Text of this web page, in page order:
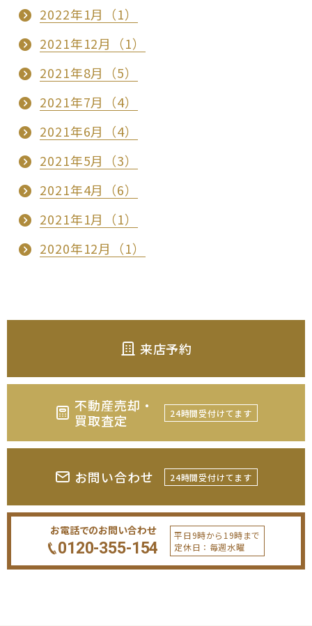
2022年1月（1）
2021年12月（1）
2021年8月（5）
2021年7月（4）
2021年6月（4）
2021年5月（3）
2021年4月（6）
2021年1月（1）
2020年12月（1）
来店予約
不動産売却・
買取査定
24時間受付けてます
お問い合わせ 24時間受付けてます
お電話でのお問い合わせ
0120-355-154
平日9時から19時まで
定休日：毎週水曜